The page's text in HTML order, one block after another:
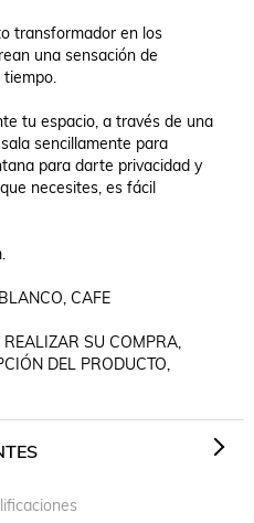
transformador en los
una sensación de
tiempo.
tu espacio, a través de una
sencillamente para
para darte privacidad y
necesites, es fácil
CAFE
SU COMPRA,
DEL PRODUCTO,